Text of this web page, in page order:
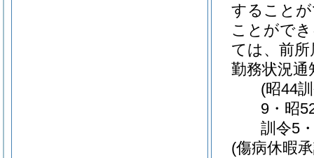
すること
ことがで
ては、前
勤務状況
(昭44
9・昭
訓令5
(傷病休暇